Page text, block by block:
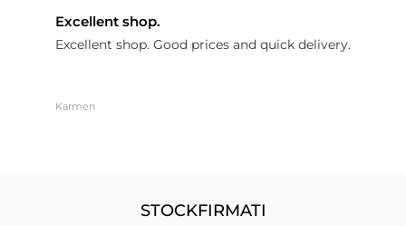
Excellent shop.
Excellent shop. Good prices and quick delivery.
Karmen
STOCKFIRMATI